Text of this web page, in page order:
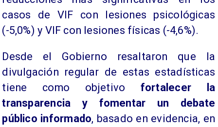
casos de VIF con lesiones psicológicas
(-5,0%) y VIF con lesiones físicas (-4,6%).
Desde el Gobierno resaltaron que la
divulgación regular de estas estadísticas
tiene como objetivo fortalecer la
transparencia y fomentar un debate
público informado, basado en evidencia, en